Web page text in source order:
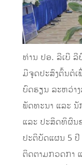
ທ່ານ ປອ. ລີເບີ ລີ
ມີຈຸດປະສົງຕົ້ນຕໍ
ບົດຮຽນ ລະຫວ່າ
ພັດທະນາ ແລະ
ແລະ ປະສິດທິຜົນ
ປະຕິບັດແຜນ 5 ປີ
ຕິດຕາມກວດກາ